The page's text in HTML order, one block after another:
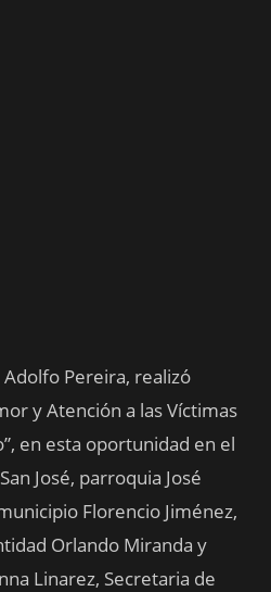
Pereira, realizó
y Atención a las Víctimas
en esta oportunidad en el
José, parroquia José
Florencio Jiménez,
Orlando Miranda y
Linarez, Secretaria de